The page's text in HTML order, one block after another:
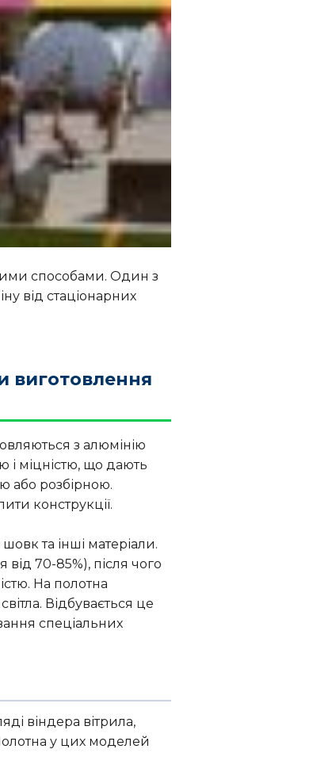
способами. Один з
від стаціонарних
виготовлення
з алюмінію
і міцністю, що дають
або розбірною.
конструкції.
та інші матеріали.
70-85%), після чого
На полотна
Відбувається це
спеціальних
віндера вітрила,
у цих моделей